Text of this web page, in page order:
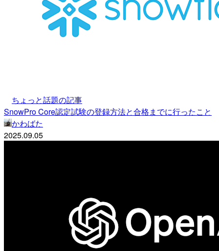
ちょっと話題の記事
SnowPro Core認定試験の登録方法と合格までに行ったこと
かわばた
2025.09.05